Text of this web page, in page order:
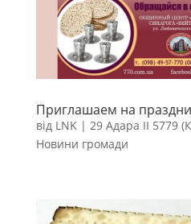
Приглашаем на
від LNK| 29 Адара II 5779
Новини громади